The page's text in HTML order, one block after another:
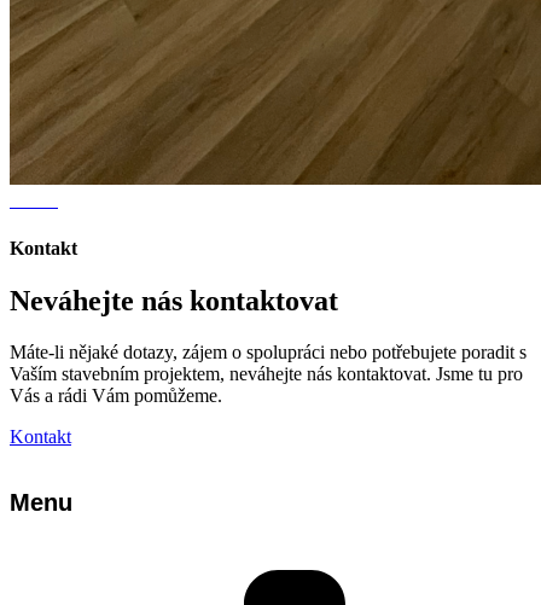
Kontakt
Neváhejte nás kontaktovat
Máte-li nějaké dotazy, zájem o spolupráci nebo potřebujete poradit s
Vaším stavebním projektem, neváhejte nás kontaktovat. Jsme tu pro
Vás a rádi Vám pomůžeme.
Kontakt
Menu